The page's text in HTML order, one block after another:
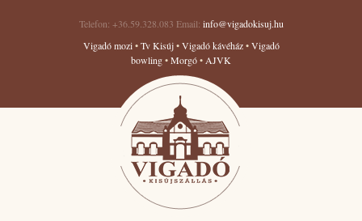
Telefon: +36.59.328.083 Email: info@vigadokisuj.hu
Vigadó mozi•Tv Kisúj•Vigadó kávéház•Vigadó
bowling•Morgó• AJVK